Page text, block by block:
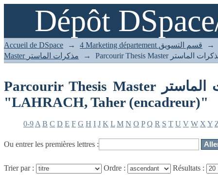
Dépôt
Parcourir Thesis Master مذكرات الماستر par auteur "LAHRACH, Taher
(encadreur)"
Accueil de DSpace → 4 Marketing département قسم التسويق
→
Master مذكرات الماستر
→
Parcourir Thesis Master مذكرات الماستر par auteur
"LAHRACH, Taher (encadreur)"
0-9 A B C D E F G H I J K L M N O P Q R S T U V W X Y
Ou entrer les premières lettres :
Trier par : Ordre : Résultats :